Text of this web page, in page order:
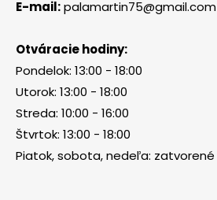
E-mail:palamartin75@gmail.com
Otváracie hodiny:
Pondelok: 13:00 - 18:00
Utorok: 13:00 - 18:00
Streda: 10:00 - 16:00
Štvrtok: 13:00 - 18:00
Piatok, sobota, nedeľa: zatvorené